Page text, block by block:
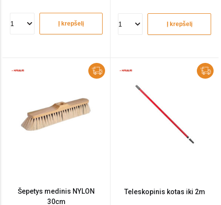
Į krepšelį Į krepšelį
Šepetys medinis NYLON
30cm
Teleskopinis kotas iki 2m